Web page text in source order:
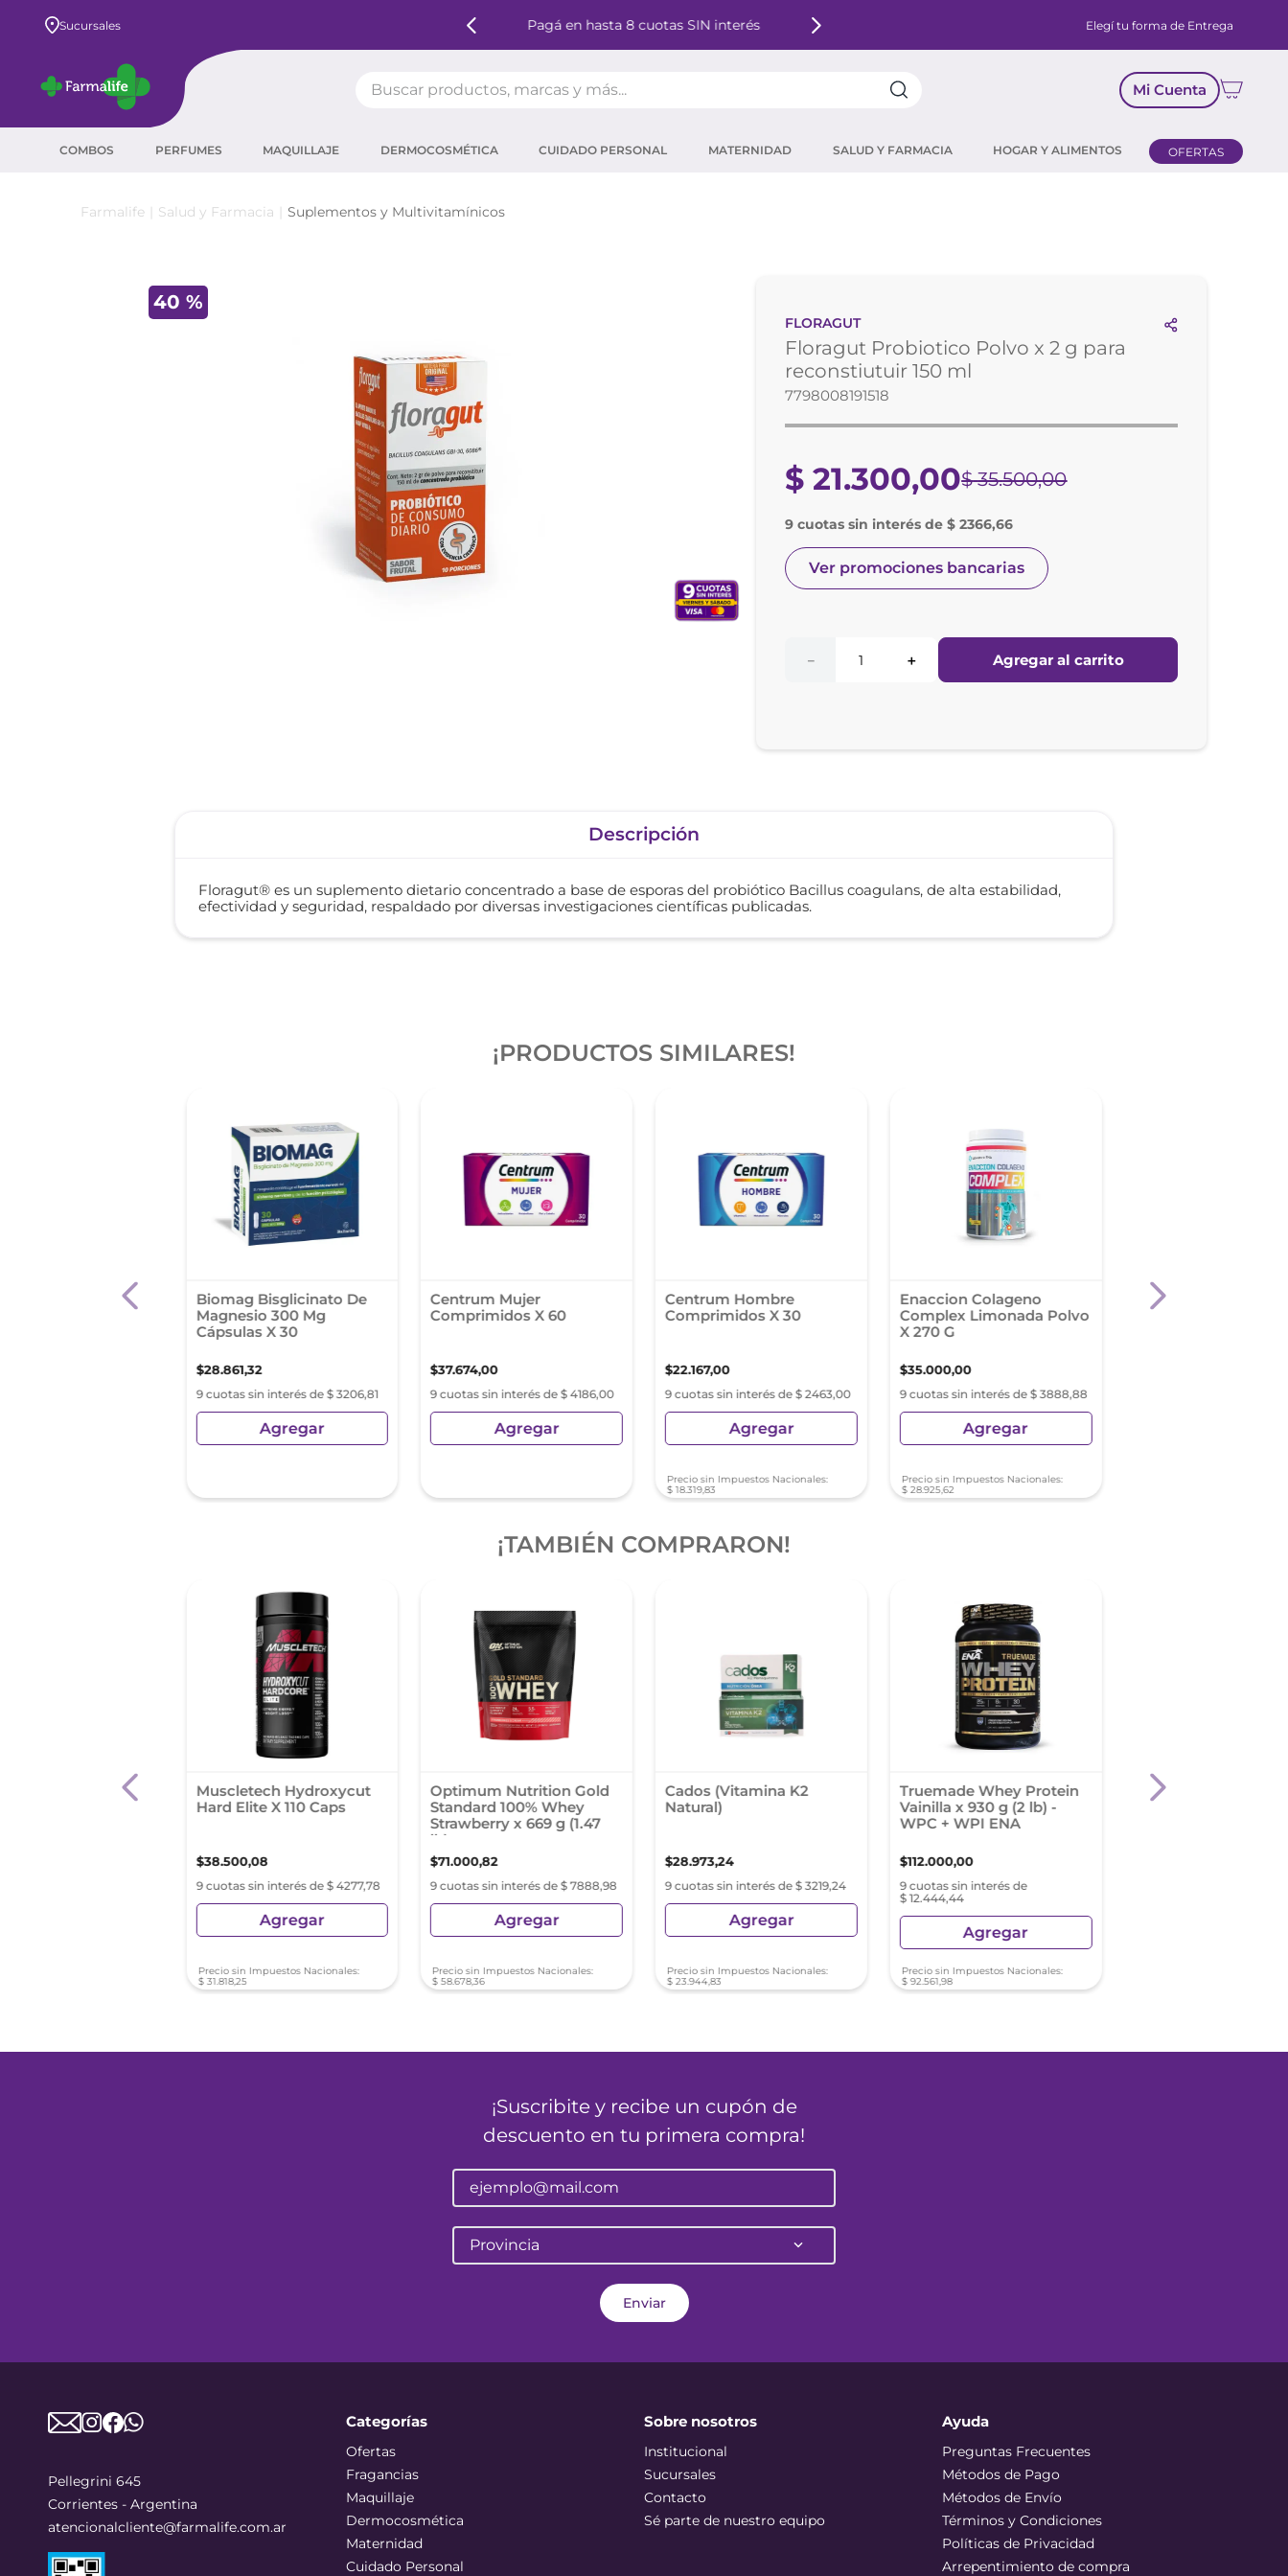
Sucursales Pagá en hasta 8 cuotas SIN interés Elegí tu forma de Entrega
Mi Cuenta
COMBOS PERFUMES MAQUILLAJE DERMOCOSMÉTICA CUIDADO PERSONAL MATERNIDAD SALUD Y FARMACIA HOGAR Y ALIMENTOS OFERTAS
Salud y Farmacia Suplementos y Multivitamínicos
40 %
FLORAGUT
Floragut Probiotico Polvo x 2 g para
reconstiutuir 150 ml
7798008191518
$ 21.300,00$ 35.500,00
9 cuotas sin interés de $ 2366,66
Ver promociones bancarias
＋
－ Agregar al carrito
Descripción
Floragut® es un suplemento dietario concentrado a base de esporas del probiótico Bacillus coagulans, de alta estabilidad,
efectividad y seguridad, respaldado por diversas investigaciones científicas publicadas.
¡PRODUCTOS SIMILARES!
Polvo Vainilla x
Biomag Bisglicinato De
Magnesio 300 Mg
Cápsulas X 30
$28.861,32
9 cuotas sin interés de $ 3206,81
Agregar
Centrum Mujer
Comprimidos X 60
$37.674,00
9 cuotas sin interés de $ 4186,00
Agregar
Centrum Hombre
Comprimidos X 30
$22.167,00
9 cuotas sin interés de $ 2463,00
Agregar
Precio sin Impuestos Nacionales:
$ 18.319,83
Enaccion Colageno
Complex Limonada Polvo
X 270 G
$35.000,00
9 cuotas sin interés de $ 3888,88
Agregar
Precio sin Impuestos Nacionales:
$ 28.925,62
Muscletech
Hard Elite X 110 Caps
¡TAMBIÉN COMPRARON!
Muscletech Hydroxycut
Hard Elite X 110 Caps
$38.500,08
9 cuotas sin interés de $ 4277,78
Agregar
Precio sin Impuestos Nacionales:
$ 31.818,25
Optimum Nutrition Gold
Standard 100% Whey
Strawberry x 669 g (1.47
lb)
$71.000,82
9 cuotas sin interés de $ 7888,98
Agregar
Precio sin Impuestos Nacionales:
$ 58.678,36
Cados (Vitamina K2
Natural)
$28.973,24
9 cuotas sin interés de $ 3219,24
Agregar
Precio sin Impuestos Nacionales:
$ 23.944,83
Truemade Whey Protein
Vainilla x 930 g (2 lb) -
WPC + WPI ENA
$112.000,00
9 cuotas sin interés de
$ 12.444,44
Agregar
Precio sin Impuestos Nacionales:
$ 92.561,98
Metabolic Cla
Dietario 60 Capsulas
¡Suscribite y recibe un cupón de
descuento en tu primera compra!
Provincia
Enviar
Pellegrini 645
Corrientes - Argentina
atencionalcliente@farmalife.com.ar
Categorías
Ofertas
Fragancias
Maquillaje
Dermocosmética
Maternidad
Cuidado Personal
Sobre nosotros
Institucional
Sucursales
Contacto
Sé parte de nuestro equipo
Ayuda
Preguntas Frecuentes
Métodos de Pago
Métodos de Envío
Términos y Condiciones
Políticas de Privacidad
Arrepentimiento de compra
corrector
máscara pestañas
retinol
roche posay